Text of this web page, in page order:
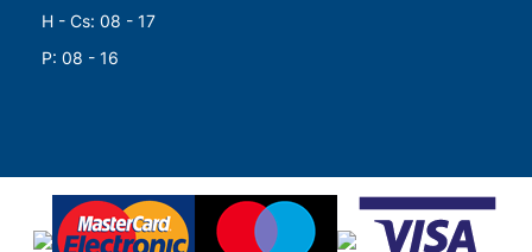
H - Cs: 08 - 17
P: 08 - 16